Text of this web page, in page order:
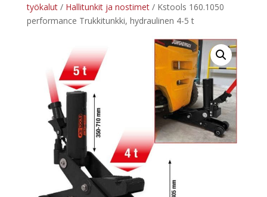
työkalut/ Hallitunkit ja nostimet/ Kstools 160.1050
performance Trukkitunkki, hydraulinen 4-5 t